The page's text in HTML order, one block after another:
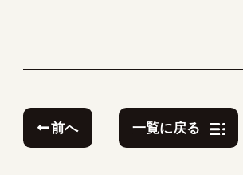
前へ 一覧に戻る